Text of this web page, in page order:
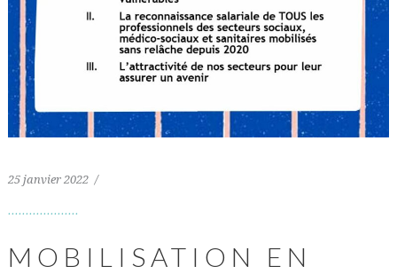
25 janvier 2022
MOBILISATION EN